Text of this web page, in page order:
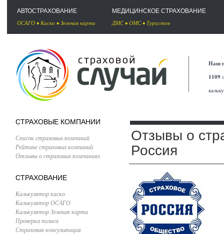
АВТОСТРАХОВАНИЕ
ОСАГО • Каско • Зеленая карта
МЕДИЦИНСКОЕ СТРАХОВАНИЕ
ДМС• ОМС• Туристов
Наш
1109
СТРАХОВЫЕ КОМПАНИИ
Список страховых компаний
Рейтинг страховых компаний
Отзывы о страховых компаниях
СТРАХОВАНИЕ
Калькулятор каско
Калькулятор ОСАГО
Калькулятор Зеленая карта
Проверка полиса
Страховая консультация
Отзывы о
Россия